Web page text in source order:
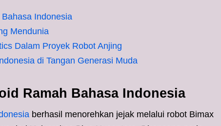
Indonesia
Mendunia
Dalam Proyek Robot Anjing
di Tangan Generasi Muda
Ramah Bahasa Indonesia
berhasil menorehkan jejak melalui robot Bimax